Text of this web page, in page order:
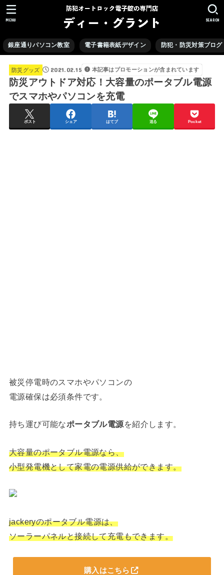
銀座通りパソコン教室 電子書籍表紙デザイン 防犯・防災対策ブログ
SEARCH
MENU
防災グッズ 2021.02.15 本記事はプロモーションが含まれています
防災アウトドア対応！大容量のポータブル電源
でスマホやパソコンを充電
ポスト シェア はてブ 送る Pocket
被災停電時のスマホやパソコンの
電源確保は必須条件です。
持ち運び可能なポータブル電源を紹介します。
大容量のポータブル電源なら、
小型発電機として家電の電源供給ができます。
jackeryのポータブル電源は、
ソーラーパネルと接続して充電もできます。
購入はこちら